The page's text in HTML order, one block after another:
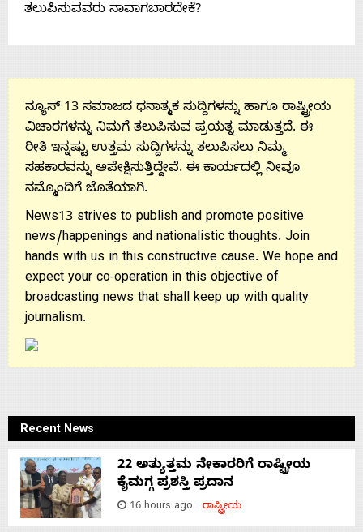
ತಲುಪಿಸುವವರು ನಾವಾಗಬಾರದೇಕೆ?
ನ್ಯೂಸ್ 13 ಸಮಾಜದ ಧನಾತ್ಮಕ ಸುದ್ದಿಗಳನ್ನು ಹಾಗೂ ರಾಷ್ಟ್ರೀಯ
ವಿಚಾರಗಳನ್ನು ನಿಮಗೆ ತಲುಪಿಸುವ ಪ್ರಯತ್ನ ಮಾಡುತ್ತದೆ. ಈ
ರೀತಿ ಇನ್ನಷ್ಟು ಉತ್ತಮ ಸುದ್ದಿಗಳನ್ನು ತಲುಪಿಸಲು ನಿಮ್ಮ
ಸಹಕಾರವನ್ನು ಅಪೇಕ್ಷಿಸುತ್ತಿದ್ದೇವೆ. ಈ ಕಾರ್ಯದಲ್ಲಿ ನೀವೂ
ನಮ್ಮೊಂದಿಗೆ ಜೊತೆಯಾಗಿ.
News13 strives to publish and promote positive
news/happenings and nationalistic thoughts. Join
hands with us in this constructive cause. We hope and
expect your co-operation in this objective of
broadcasting news that shall keep up with quality
journalism.
Recent News
22 ಅತ್ಯುತ್ತಮ ನೇಕಾರರಿಗೆ ರಾಷ್ಟ್ರೀಯ
ಕೈಮಗ್ಗ ಪ್ರಶಸ್ತಿ ಪ್ರದಾನ
16 hours ago ರಾಷ್ಟ್ರೀಯ